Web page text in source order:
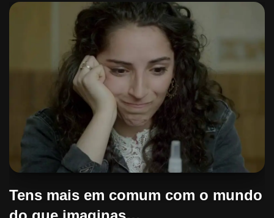
Tens mais em comum com o mundo